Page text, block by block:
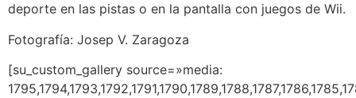
deporte en las pistas o en la pantalla con juegos de Wii.
Fotografía: Josep V. Zaragoza
[su_custom_gallery source=»media: